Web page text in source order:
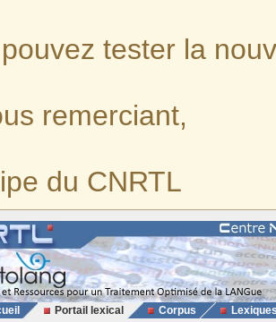
tester la
remerciant,
du CNRTL
Portail lexical Corpus